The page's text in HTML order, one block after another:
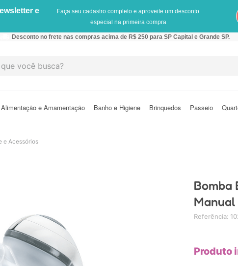
e
Faça seu cadastro completo e aproveite um desconto
especial na primeira compra
Desconto no frete nas compras acima de R$ 250 para SP Capital e Grande SP.
você busca?
Alimentação e Amamentação Banho e Higiene Brinquedos Passeio
e Acessórios
Bomba
Referência:
Produto